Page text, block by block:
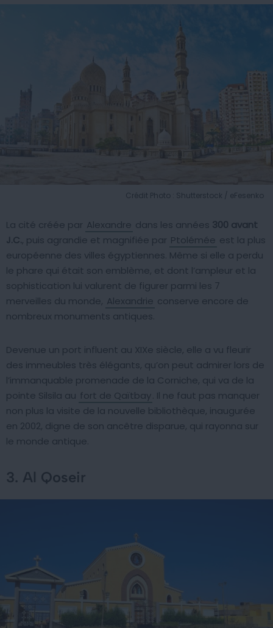
Crédit Photo : Shutterstock / eFesenko
La cité créée par Alexandre dans les années 300 avant
J.C., puis agrandie et magnifiée par Ptolémée est la plus
européenne des villes égyptiennes. Même si elle a perdu
le phare qui était son emblème, et dont l’ampleur et la
sophistication lui valurent de figurer parmi les 7
merveilles du monde, Alexandrie conserve encore de
nombreux monuments antiques.
Devenue un port influent au XIXe siècle, elle a vu fleurir
des immeubles très élégants, qu’on peut admirer lors de
l’immanquable promenade de la Corniche, qui va de la
pointe Silsila au fort de Qaïtbay . Il ne faut pas manquer
non plus la visite de la nouvelle bibliothèque, inaugurée
en 2002, digne de son ancêtre disparue, qui rayonna sur
le monde antique.
3. Al Qoseir